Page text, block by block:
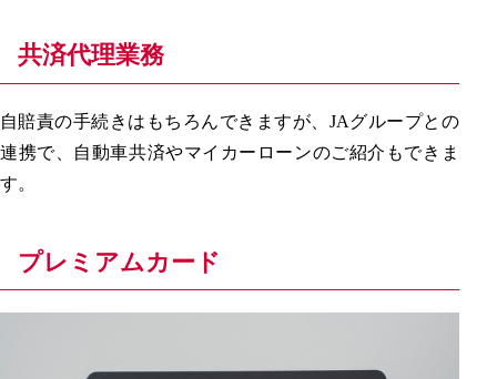
共済代理業務
自賠責の手続きはもちろんできますが、JAグループとの
連携で、自動車共済やマイカーローンのご紹介もできま
す。
プレミアムカード